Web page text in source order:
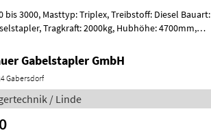
bis 3000, Masttyp: Triplex, Treibstoff: Diesel Bauart:
Hubhöhe: 4700mm,
Gabelstapler GmbH
Gabersdorf
/ Linde